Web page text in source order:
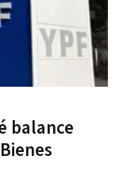
balance